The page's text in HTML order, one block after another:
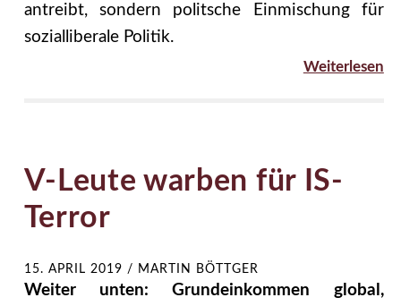
antreibt, sondern politsche Einmischung für
sozialliberale Politik.
Weiterlesen
V-Leute warben für IS-
Terror
15. APRIL 2019 / MARTIN BÖTTGER
Weiter unten: Grundeinkommen global,